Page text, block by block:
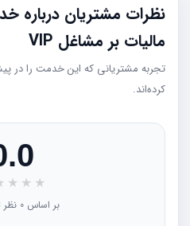
نظرات مشتریان درباره
مالیات بر مشاغل VIP
تجربه مشتریانی که این خدمت را در
کرده‌اند.
★
★
★
بر اساس 0 نظر ثبت شده